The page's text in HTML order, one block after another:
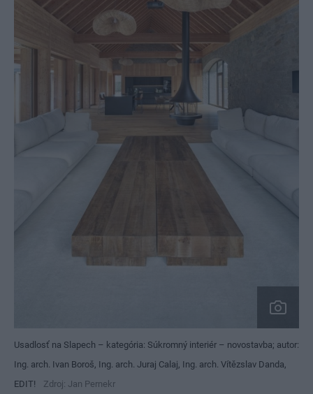
Usadlosť na Slapech – kategória: Súkromný interiér – novostavba; autor:
Ing. arch. Ivan Boroš, Ing. arch. Juraj Calaj, Ing. arch. Vítězslav Danda,
EDIT!
Zdroj: Jan Pernekr